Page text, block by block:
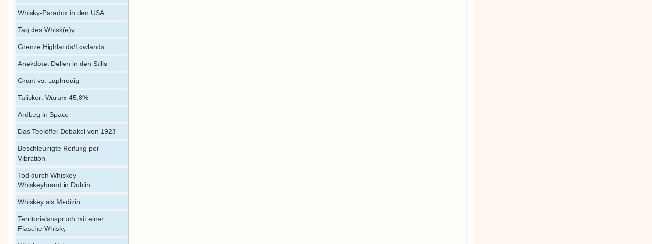
Whisky-Paradox in den USA
Tag des Whisk(e)y
Grenze Highlands/Lowlands
Anekdote: Dellen in den Stills
Grant vs. Laphroaig
Talisker: Warum 45,8%
Ardbeg in Space
Das Teelöffel-Debakel von 1923
Beschleunigte Reifung per
Vibration
Tod durch Whiskey -
Whiskeybrand in Dublin
Whiskey als Medizin
Territorialanspruch mit einer
Flasche Whisky